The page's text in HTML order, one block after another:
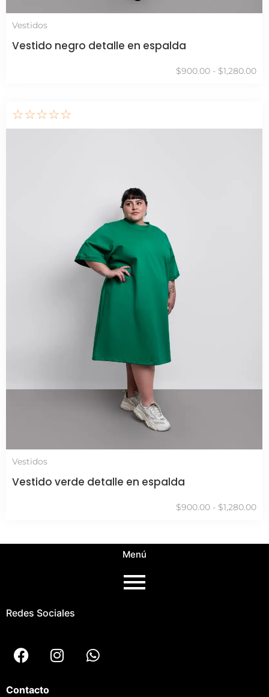
Vestidos
Vestido negro detalle en espalda
$900.00 - $1,280.00
☆☆☆☆☆
Vestidos
Vestido verde detalle en espalda
$900.00 - $1,280.00
Menú
Redes Sociales
Contacto